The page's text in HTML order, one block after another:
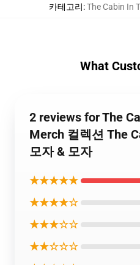
카테고리:The Cabin In
What
2 reviews for The
Merch 컬렉션 The
모자 & 모자
★★★★★
★★★★☆
★★★☆☆
★★☆☆☆